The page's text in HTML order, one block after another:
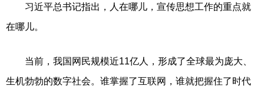
习近平总书记指出，人在哪儿，宣传思想工作的重点就
在哪儿。
当前，我国网民规模近11亿人，形成了全球最为庞大、
生机勃勃的数字社会。谁掌握了互联网，谁就把握住了时代